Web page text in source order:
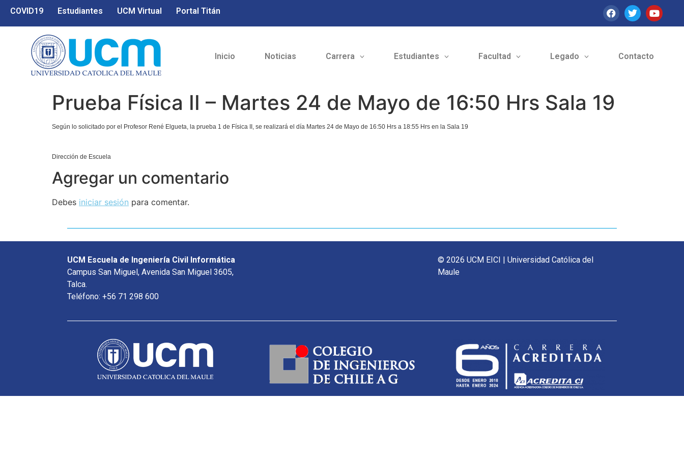
COVID19 Estudiantes UCM Virtual Portal Titán
Inicio Noticias Carrera Estudiantes Facultad Legado Contacto
Prueba Física II – Martes 24 de Mayo de 16:50 Hrs Sala 19
Según lo solicitado por el Profesor René Elgueta, la prueba 1 de Física II, se realizará el día Martes 24 de Mayo de 16:50 Hrs a 18:55 Hrs en la Sala 19
Dirección de Escuela
Agregar un comentario
Debes iniciar sesión para comentar.
UCM Escuela de Ingeniería Civil Informática
Campus San Miguel, Avenida San Miguel 3605,
Talca.
Teléfono: +56 71 298 600
© 2026 UCM EICI | Universidad Católica del
Maule